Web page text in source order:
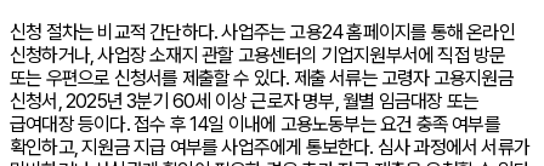
신청 절차는 비교적 간단하다. 사업주는 고용24 홈페이지를 통해 온라인
신청하거나, 사업장 소재지 관할 고용센터의 기업지원부서에 직접 방문
또는 우편으로 신청서를 제출할 수 있다. 제출 서류는 고령자 고용지원금
신청서, 2025년 3분기 60세 이상 근로자 명부, 월별 임금대장 또는
급여대장 등이다. 접수 후 14일 이내에 고용노동부는 요건 충족 여부를
확인하고, 지원금 지급 여부를 사업주에게 통보한다. 심사 과정에서 서류가